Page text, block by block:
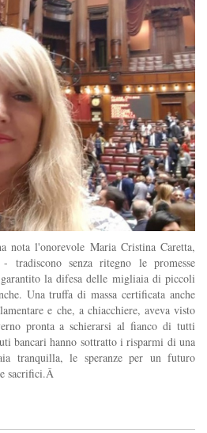
nota l'onorevole Maria Cristina Caretta,
senza ritegno le promesse
la difesa delle migliaia di piccoli
Una truffa di massa certificata anche
e che, a chiacchiere, aveva visto
pronta a schierarsi al fianco di tutti
bancari hanno sottratto i risparmi di una
tranquilla, le speranze per un futuro
sacrifici.Â